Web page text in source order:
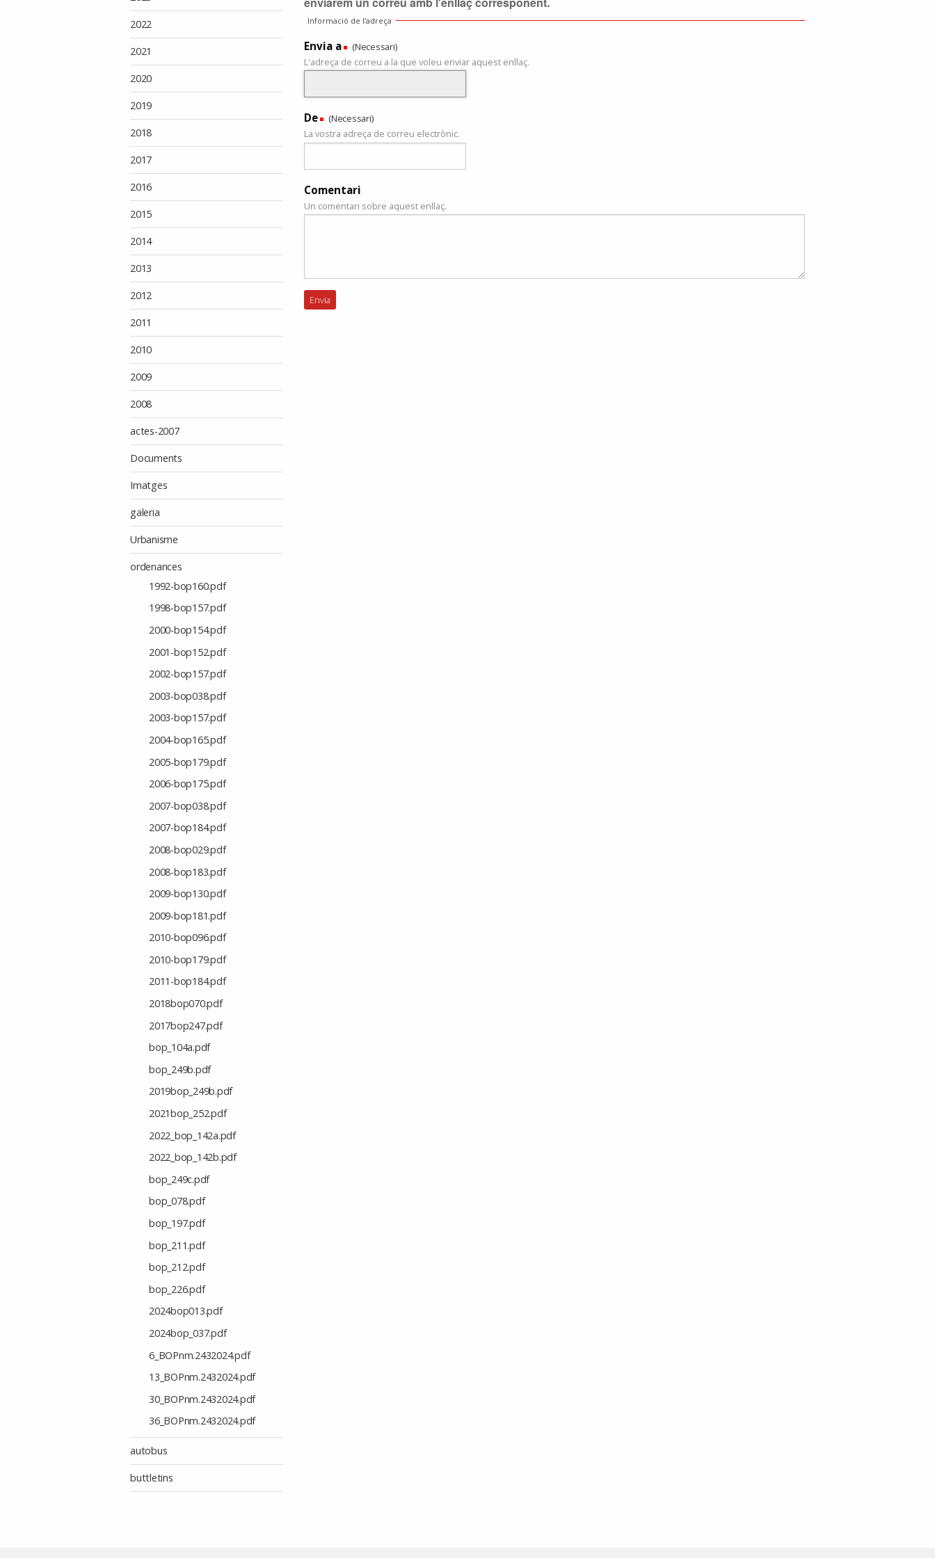
2022
2021
2020
2019
2018
2017
2016
2015
2014
2013
2012
2011
2010
2009
2008
actes-2007
Documents
Imatges
galeria
Urbanisme
ordenances
1992-bop160.pdf
1998-bop157.pdf
2000-bop154.pdf
2001-bop152.pdf
2002-bop157.pdf
2003-bop038.pdf
2003-bop157.pdf
2004-bop165.pdf
2005-bop179.pdf
2006-bop175.pdf
2007-bop038.pdf
2007-bop184.pdf
2008-bop029.pdf
2008-bop183.pdf
2009-bop130.pdf
2009-bop181.pdf
2010-bop096.pdf
2010-bop179.pdf
2011-bop184.pdf
2018bop070.pdf
2017bop247.pdf
bop_104a.pdf
bop_249b.pdf
2019bop_249b.pdf
2021bop_252.pdf
2022_bop_142a.pdf
2022_bop_142b.pdf
bop_249c.pdf
bop_078.pdf
bop_197.pdf
bop_211.pdf
bop_212.pdf
bop_226.pdf
2024bop013.pdf
2024bop_037.pdf
6_BOPnm.2432024.pdf
13_BOPnm.2432024.pdf
30_BOPnm.2432024.pdf
36_BOPnm.2432024.pdf
autobus
buttletins
Informació de l'adreça
Envia a
(Necessari)
L'adreça de correu a la que voleu enviar aquest enllaç.
De
(Necessari)
La vostra adreça de correu electrònic.
Comentari
Un comentari sobre aquest enllaç.